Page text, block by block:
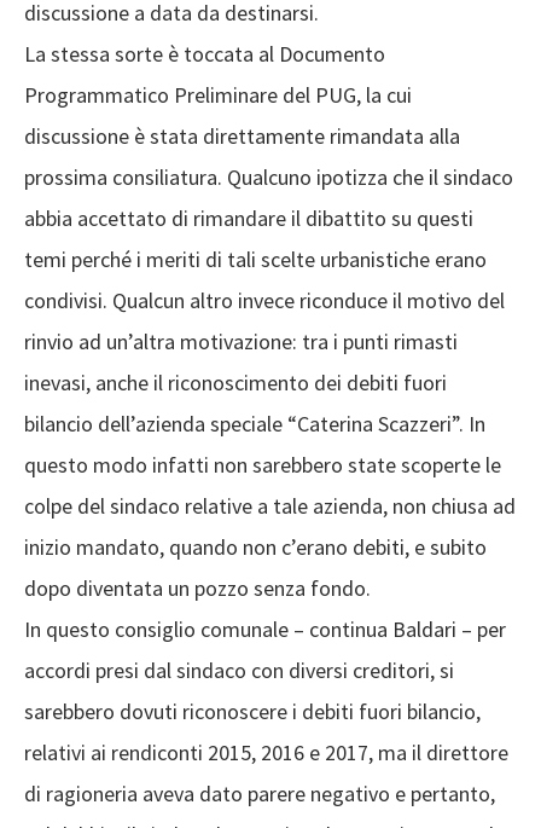
discussione a data da destinarsi.
La stessa sorte è toccata al Documento
Programmatico Preliminare del PUG, la cui
discussione è stata direttamente rimandata alla
prossima consiliatura. Qualcuno ipotizza che il sindaco
abbia accettato di rimandare il dibattito su questi
temi perché i meriti di tali scelte urbanistiche erano
condivisi. Qualcun altro invece riconduce il motivo del
rinvio ad un’altra motivazione: tra i punti rimasti
inevasi, anche il riconoscimento dei debiti fuori
bilancio dell’azienda speciale “Caterina Scazzeri”. In
questo modo infatti non sarebbero state scoperte le
colpe del sindaco relative a tale azienda, non chiusa ad
inizio mandato, quando non c’erano debiti, e subito
dopo diventata un pozzo senza fondo.
In questo consiglio comunale – continua Baldari – per
accordi presi dal sindaco con diversi creditori, si
sarebbero dovuti riconoscere i debiti fuori bilancio,
relativi ai rendiconti 2015, 2016 e 2017, ma il direttore
di ragioneria aveva dato parere negativo e pertanto,